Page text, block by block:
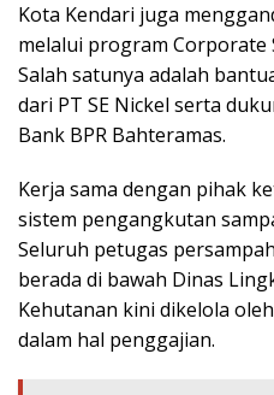
Kota Kendari juga
melalui program Corporate
Salah satunya adalah
dari PT SE Nickel serta
Bank BPR Bahteramas.
Kerja sama dengan pihak
sistem pengangkutan
Seluruh petugas
berada di bawah Dinas
Kehutanan kini dikelola
dalam hal penggajian.